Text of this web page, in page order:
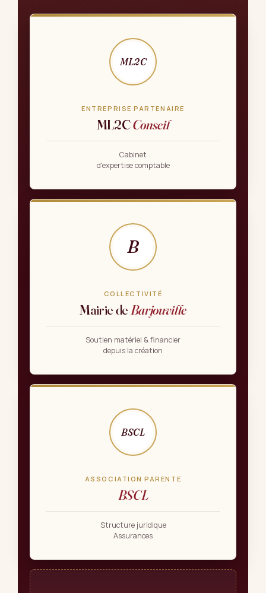
ML2C
ENTREPRISE PARTENAIRE
ML2CConseil
Cabinet
d'expertise comptable
B
COLLECTIVITÉ
Mairie deBarjouville
Soutien matériel & financier
depuis la création
BSCL
ASSOCIATION PARENTE
BSCL
Structure juridique
Assurances